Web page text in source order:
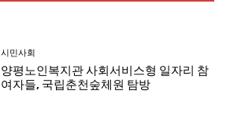
시민사회
양평노인복지관 사회서비스형 일자리 참
여자들, 국립춘천숲체원 탐방